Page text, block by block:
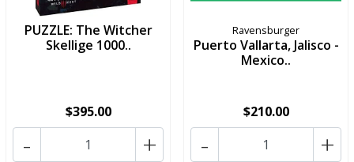
PUZZLE: The Witcher
Skellige 1000..
$395.00
+
-
Ravensburger
Puerto Vallarta, Jalisco -
Mexico..
$210.00
+
-